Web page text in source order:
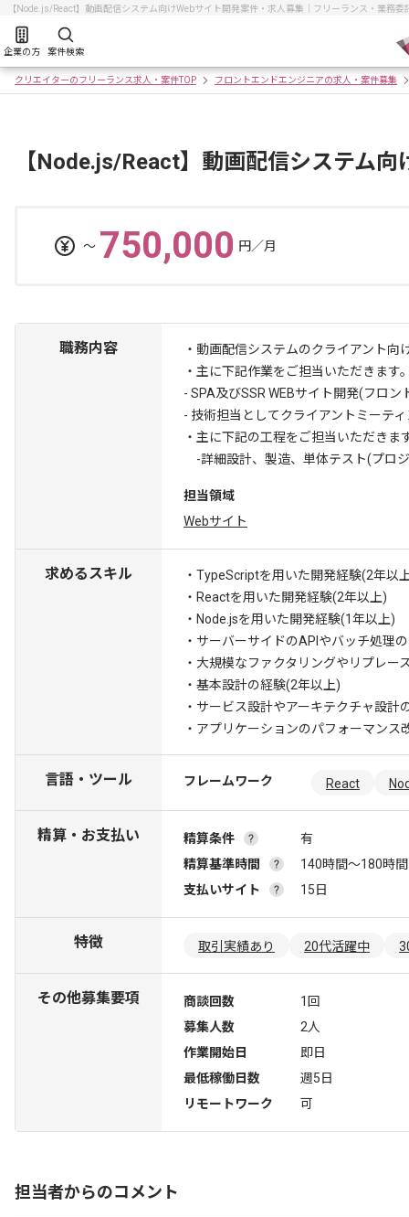
【Node.js/React】動画配信システム向けWebサイト開発案件・求人募集｜フリーランス・業務
企業の方 案件検索
クリエイターのフリーランス求人・案件TOP フロントエンドエンジニアの求人・案件募集
【Node.js/React】動画配信システム
〜 750,000 円／月
職務内容
・動画配信システムのクライアント
・主に下記作業をご担当いただきます
- SPA及びSSR WEBサイト開発(フロン
- 技術担当としてクライアントミーテ
・主に下記の工程をご担当いただきま
-詳細設計、製造、単体テスト(プロ
担当領域
Webサイト
求めるスキル
・TypeScriptを用いた開発経験(2年以
・Reactを用いた開発経験(2年以上)
・Node.jsを用いた開発経験(1年以上)
・サーバーサイドのAPIやバッチ処理
・大規模なファクタリングやリプレー
・基本設計の経験(2年以上)
・サービス設計やアーキテクチャ設計
・アプリケーションのパフォーマンス
言語・ツール フレームワーク React
精算・お支払い 精算条件
有
精算基準時間
140時間〜180時間
支払いサイト
15日
特徴 取引実績あり 20代活躍中
その他募集要項 商談回数
1回
募集人数
2人
作業開始日
即日
最低稼働日数
週5日
リモートワーク
可
担当者からのコメント